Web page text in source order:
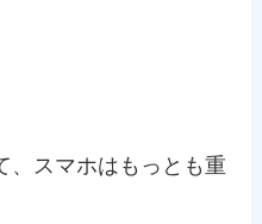
、スマホはもっとも重